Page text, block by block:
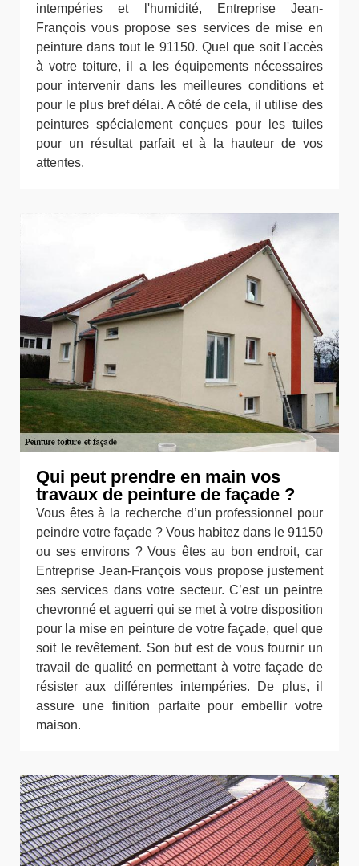
intempéries et l'humidité, Entreprise Jean-
François vous propose ses services de mise en
peinture dans tout le 91150. Quel que soit l'accès
à votre toiture, il a les équipements nécessaires
pour intervenir dans les meilleures conditions et
pour le plus bref délai. A côté de cela, il utilise des
peintures spécialement conçues pour les tuiles
pour un résultat parfait et à la hauteur de vos
attentes.
Qui peut prendre en main vos
travaux de peinture de façade ?
Vous êtes à la recherche d’un professionnel pour
peindre votre façade ? Vous habitez dans le 91150
ou ses environs ? Vous êtes au bon endroit, car
Entreprise Jean-François vous propose justement
ses services dans votre secteur. C’est un peintre
chevronné et aguerri qui se met à votre disposition
pour la mise en peinture de votre façade, quel que
soit le revêtement. Son but est de vous fournir un
travail de qualité en permettant à votre façade de
résister aux différentes intempéries. De plus, il
assure une finition parfaite pour embellir votre
maison.